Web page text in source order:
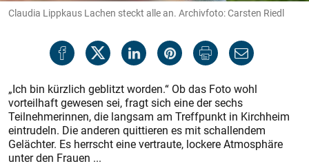
Claudia Lippkaus Lachen steckt alle an. Archivfoto: Carsten Riedl
„Ich bin kürzlich geblitzt worden.“ Ob das Foto wohl
vorteilhaft gewesen sei, fragt sich eine der sechs
Teilnehmerinnen, die langsam am Treffpunkt in Kirchheim
eintrudeln. Die anderen quittieren es mit schallendem
Gelächter. Es herrscht eine vertraute, lockere Atmosphäre
unter den Frauen ...